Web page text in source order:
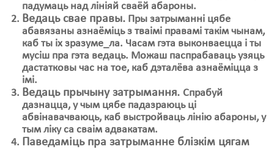
падумаць над лініяй сваёй абароны.
Ведаць свае правы. Пры затрыманні цябе
абавязаны азнаёміць з тваімі правамі такім чынам,
каб ты іх зразуме_ла. Часам гэта выконваецца і ты
мусіш пра гэта ведаць. Можаш паспрабаваць узяць
дастатковы час на тое, каб дэталёва азнаёміцца з
імі.
Ведаць прычыну затрымання. Спрабуй
дазнацца, у чым цябе падазраюць ці
абвінавачваюць, каб выстройваць лінію абароны, у
тым ліку са сваім адвакатам.
Паведаміць пра затрыманне блізкім цягам